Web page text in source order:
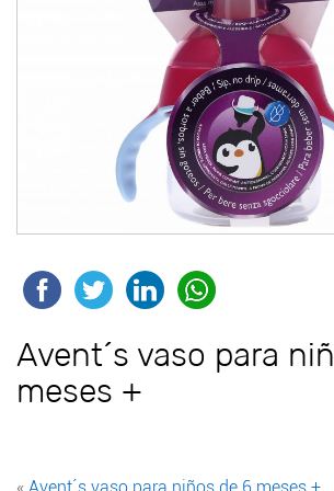
Avent´s vaso para
meses +
« Avent´s vaso para niños de 6 meses +